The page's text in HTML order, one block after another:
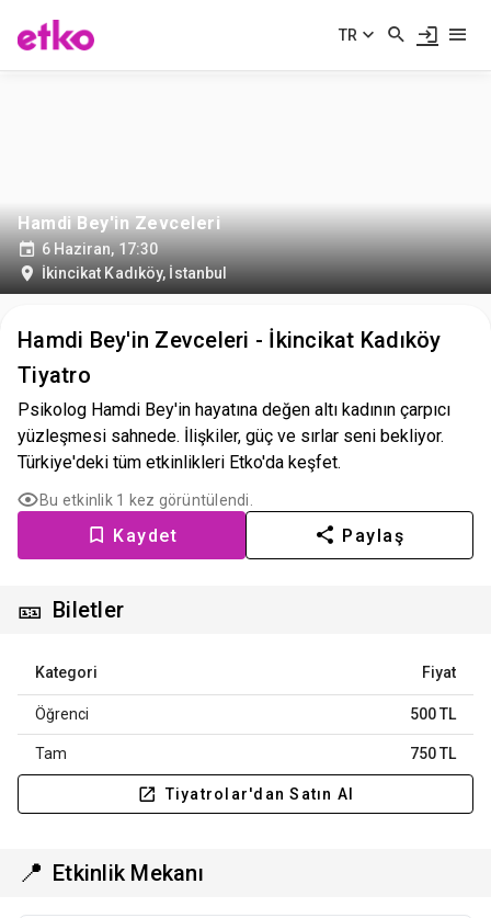
TR
Hamdi Bey'in Zevceleri
6 Haziran, 17:30
İkincikat Kadıköy, İstanbul
Hamdi Bey'in Zevceleri - İkincikat Kadıköy
Tiyatro
Psikolog Hamdi Bey'in hayatına değen altı kadının çarpıcı
yüzleşmesi sahnede. İlişkiler, güç ve sırlar seni bekliyor.
Türkiye'deki tüm etkinlikleri Etko'da keşfet.
Bu etkinlik 1 kez görüntülendi.
Kaydet Paylaş
🎫 Biletler
Kategori Fiyat
Öğrenci 500 TL
Tam 750 TL
Tiyatrolar'dan Satın Al
📍 Etkinlik Mekanı